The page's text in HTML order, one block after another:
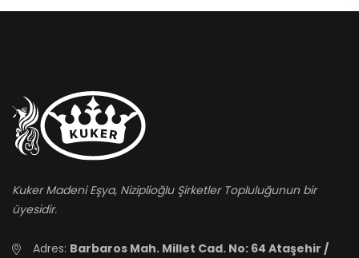
Kuker Madeni Eşya, Niziplioğlu Şirketler Topluluğunun bir
üyesidir.
Adres: Barbaros Mah. Millet Cad. No: 64 Ataşehir /